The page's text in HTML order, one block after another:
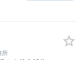
所